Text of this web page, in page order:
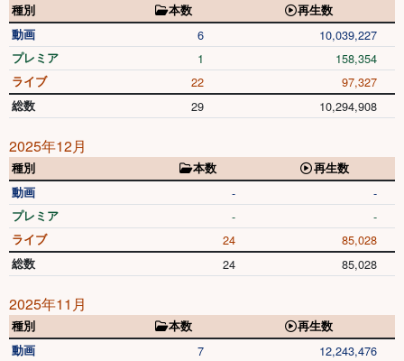
種別 本数
再生数
動画
6 10,039,227
プレミア 1 158,354
ライブ 22 97,327
総数 29 10,294,908
2025年12月
種別 本数
再生数
動画
- -
プレミア - -
ライブ 24 85,028
総数 24 85,028
2025年11月
種別 本数
再生数
動画
7 12,243,476